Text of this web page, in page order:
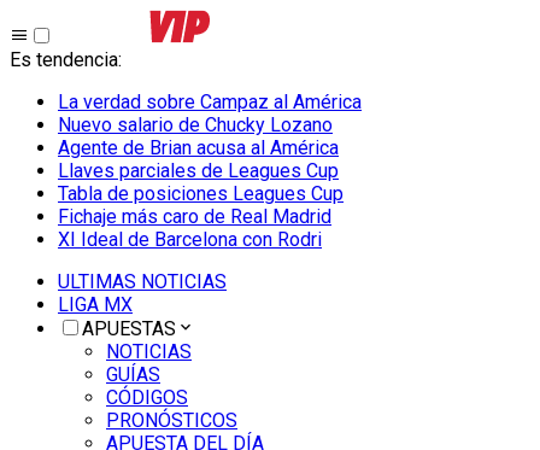
Es tendencia:
La verdad sobre Campaz al América
Nuevo salario de Chucky Lozano
Agente de Brian acusa al América
Llaves parciales de Leagues Cup
Tabla de posiciones Leagues Cup
Fichaje más caro de Real Madrid
XI Ideal de Barcelona con Rodri
ULTIMAS NOTICIAS
LIGA MX
APUESTAS
NOTICIAS
GUÍAS
CÓDIGOS
PRONÓSTICOS
APUESTA DEL DÍA